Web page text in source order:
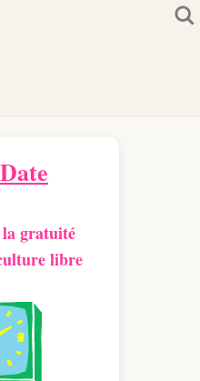
gratuité
libre